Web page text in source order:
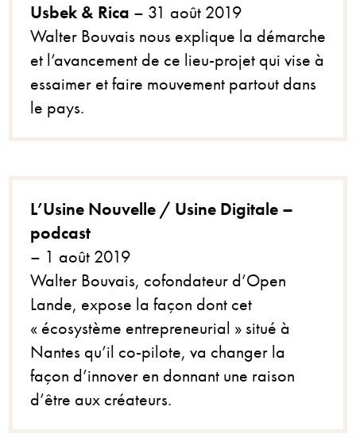
Usbek & Rica – 31 août 2019
Walter Bouvais nous explique la démarche
et l’avancement de ce lieu-projet qui vise à
essaimer et faire mouvement partout dans
le pays.
L’Usine Nouvelle / Usine Digitale –
podcast
– 1 août 2019
Walter Bouvais, cofondateur d’Open
Lande, expose la façon dont cet
« écosystème entrepreneurial » situé à
Nantes qu’il co-pilote, va changer la
façon d’innover en donnant une raison
d’être aux créateurs.